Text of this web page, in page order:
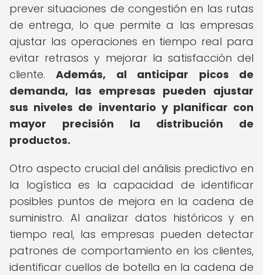
prever situaciones de congestión en las rutas
de entrega, lo que permite a las empresas
ajustar las operaciones en tiempo real para
evitar retrasos y mejorar la satisfacción del
cliente.Además, al anticipar picos de
demanda, las empresas pueden ajustar
sus niveles de inventario y planificar con
mayor precisión la distribución de
productos.
Otro aspecto crucial del análisis predictivo en
la logística es la capacidad de identificar
posibles puntos de mejora en la cadena de
suministro. Al analizar datos históricos y en
tiempo real, las empresas pueden detectar
patrones de comportamiento en los clientes,
identificar cuellos de botella en la cadena de